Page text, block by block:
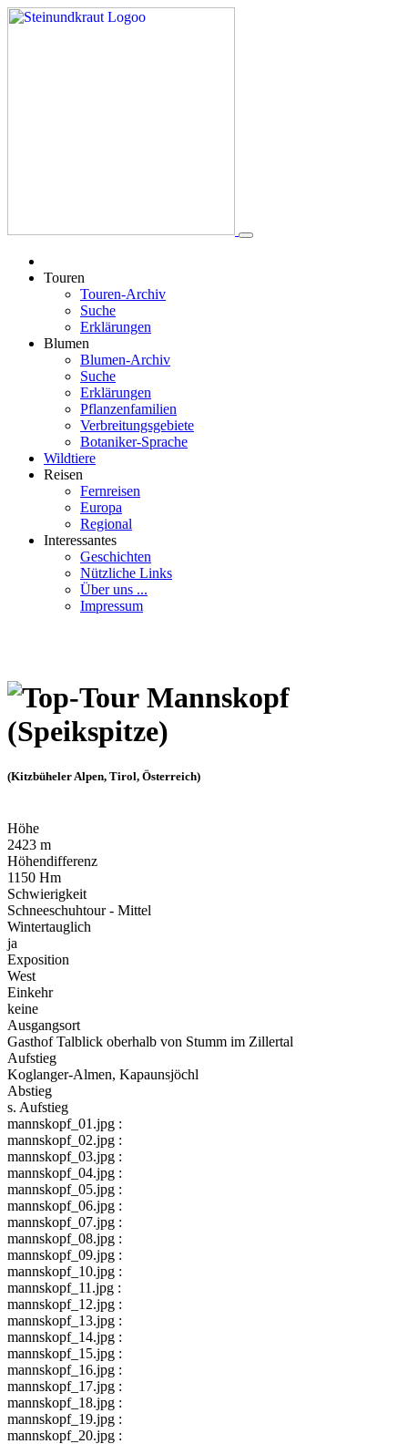
Touren
Touren-Archiv
Suche
Erklärungen
Blumen
Blumen-Archiv
Suche
Erklärungen
Pflanzenfamilien
Verbreitungsgebiete
Botaniker-Sprache
Wildtiere
Reisen
Fernreisen
Europa
Regional
Interessantes
Geschichten
Nützliche Links
Über uns ...
Impressum
Mannskopf
(Speikspitze)
(Kitzbüheler Alpen, Tirol, Österreich)
Höhe
2423 m
Höhendifferenz
1150 Hm
Schwierigkeit
Schneeschuhtour - Mittel
Wintertauglich
ja
Exposition
West
Einkehr
keine
Ausgangsort
Gasthof Talblick oberhalb von Stumm im Zillertal
Aufstieg
Koglanger-Almen, Kapaunsjöchl
Abstieg
s. Aufstieg
mannskopf_01.jpg :
mannskopf_02.jpg :
mannskopf_03.jpg :
mannskopf_04.jpg :
mannskopf_05.jpg :
mannskopf_06.jpg :
mannskopf_07.jpg :
mannskopf_08.jpg :
mannskopf_09.jpg :
mannskopf_10.jpg :
mannskopf_11.jpg :
mannskopf_12.jpg :
mannskopf_13.jpg :
mannskopf_14.jpg :
mannskopf_15.jpg :
mannskopf_16.jpg :
mannskopf_17.jpg :
mannskopf_18.jpg :
mannskopf_19.jpg :
mannskopf_20.jpg :